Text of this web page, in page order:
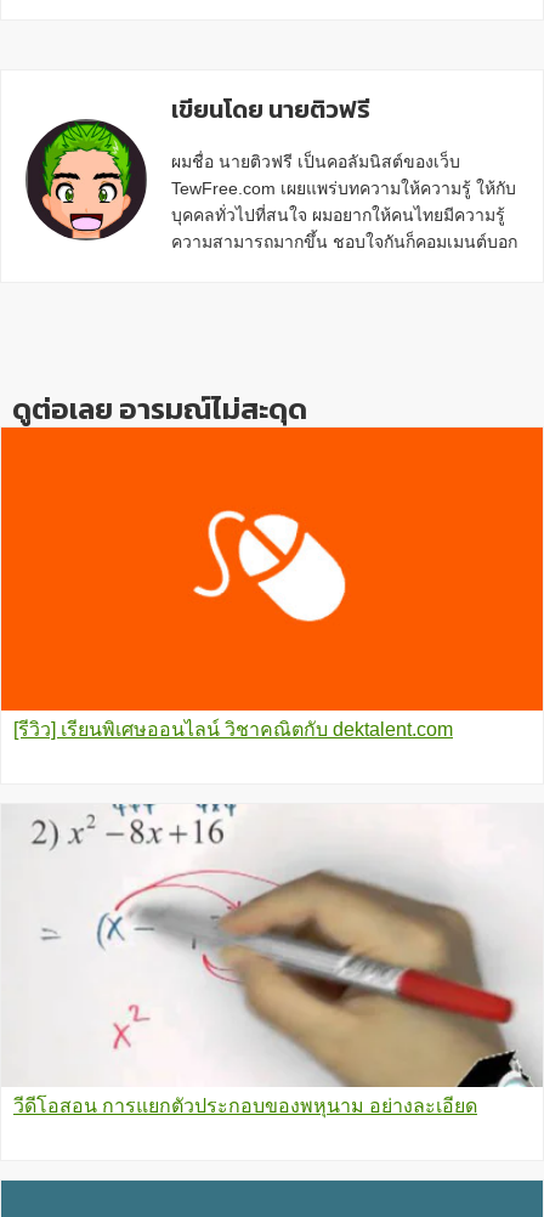
เขียนโดย นายติวฟรี
ผมชื่อ นายติวฟรี เป็นคอลัมนิสต์ของเว็บ
TewFree.com เผยแพร่บทความให้ความรู้ ให้กับ
บุคคลทั่วไปที่สนใจ ผมอยากให้คนไทยมีความรู้
ความสามารถมากขึ้น ชอบใจกันก็คอมเมนต์บอก
ดูต่อเลย อารมณ์ไม่สะดุด
[รีวิว] เรียนพิเศษออนไลน์ วิชาคณิตกับ dektalent.com
วีดีโอสอน การแยกตัวประกอบของพหุนาม อย่างละเอียด